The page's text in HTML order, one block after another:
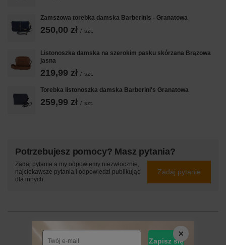
Zamszowa torebka damska Barberinis - Granatowa
250,00 zł / szt.
Listonoszka damska na szerokim pasku skórzana Brązowa
jasna
219,99 zł / szt.
Torebka listonoszka damska Barberini's Granatowa
259,99 zł / szt.
Potrzebujesz pomocy? Masz pytania?
Zadaj pytanie a my odpowiemy niezwłocznie,
najciekawsze pytania i odpowiedzi publikując
dla innych.
Zadaj pytanie
24 MIESIĄCE
Zapisz się